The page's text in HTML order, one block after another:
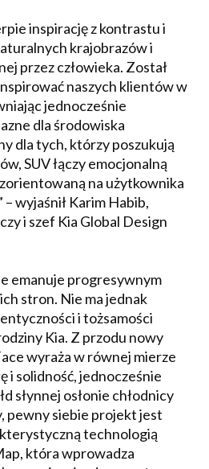
inspirację z kontrastu i
krajobrazów i
przez człowieka. Został
naszych klientów w
jednocześnie
dla środowiska
dla tych, którzy poszukują
SUV łączy emocjonalną
na użytkownika
wyjaśnił Karim Habib,
i szef Kia Global Design
emanuje progresywnym
stron. Nie ma jednak
i tożsamości
Kia. Z przodu nowy
wyraża w równej mierze
i solidność, jednocześnie
słynnej osłonie chłodnicy
pewny siebie projekt jest
technologią
która wprowadza